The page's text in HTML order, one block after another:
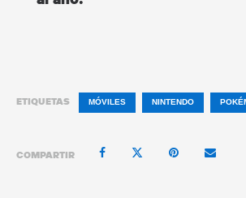
ETIQUETAS MÓVILES NINTENDO
COMPARTIR